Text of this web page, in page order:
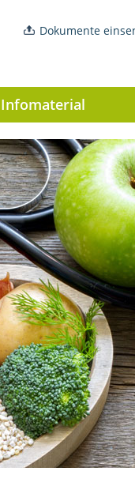
Dokumente
Infomaterial